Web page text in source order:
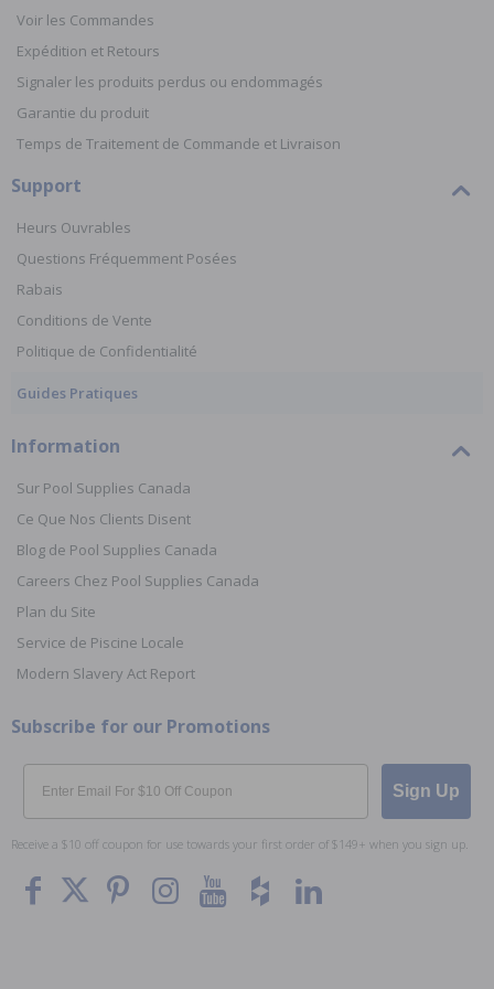
Voir les Commandes
Expédition et Retours
Signaler les produits perdus ou endommagés
Garantie du produit
Temps de Traitement de Commande et Livraison
Support
Heurs Ouvrables
Questions Fréquemment Posées
Rabais
Conditions de Vente
Politique de Confidentialité
Guides Pratiques
Information
Sur Pool Supplies Canada
Ce Que Nos Clients Disent
Blog de Pool Supplies Canada
Careers Chez Pool Supplies Canada
Plan du Site
Service de Piscine Locale
Modern Slavery Act Report
Subscribe for our Promotions
Email
Sign Up
Receive a $10 off coupon for use towards your first order of $149+ when you sign up.